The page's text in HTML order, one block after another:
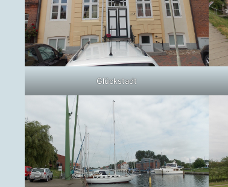
Glückstadt